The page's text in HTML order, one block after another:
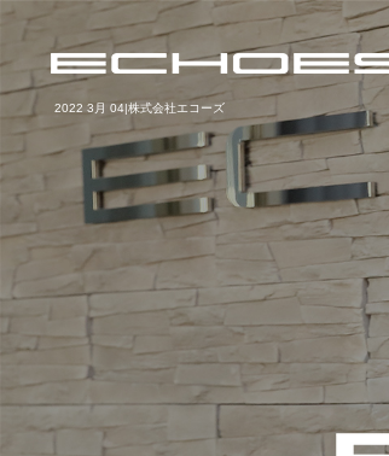
2022 3月 04|株式会社エコーズ